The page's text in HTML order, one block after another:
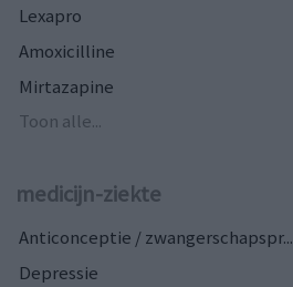
Lexapro
Amoxicilline
Mirtazapine
Toon alle...
medicijn-ziekte
Anticonceptie / zwangerschapspr...
Depressie